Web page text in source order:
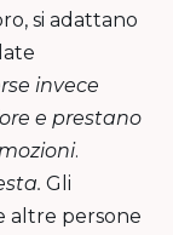
si adattano
invece
e prestano
.
Gli
altre persone